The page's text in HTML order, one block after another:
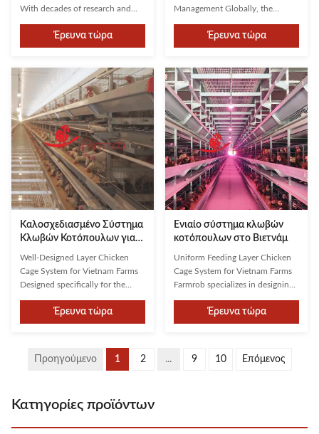
With decades of research and
specialize in providing advanced
poultry farming systems tailored
owners worldwide. Our team
develops customized solutions
that account for local climate ...
Έρευνα τώρα
Management Globally, the
widely recognized as a leading
and progressive practice within
this growing demand, Farmrob
designs and manufactures
equipment that fully aligns with
...
Έρευνα τώρα
Καλοσχεδιασμένο Σύστημα
Κλωβών Κοτόπουλων για
Φάρμες Βιετνάμ
Well-Designed Layer Chicken
Cage System for Vietnam Farms
Designed specifically for the
laying hens, our Layer Chicken
Cage System provides a
directly promotes higher egg
Έρευνα τώρα
Ενιαίο σύστημα κλωβών
κοτόπουλων στο Βιετνάμ
Uniform Feeding Layer Chicken
Cage System for Vietnam Farms
Farmrob specializes in designing
poultry farming solutions that
enhance production efficiency
regional demands worldwide.
Έρευνα τώρα
Προηγούμενο 1 2 ... 9 10 Επόμενος
Κατηγορίες προϊόντων